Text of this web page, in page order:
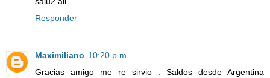
Responder
Maximiliano 10:20 p.m.
Gracias amigo me re sirvio . Saldos desde Argentina